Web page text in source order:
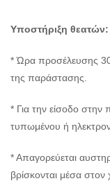
Υποστήριξη θεατών:
* Ώρα προσέλευσης
της παράστασης.
* Για την είσοδο στην
τυπωμένου ή
* Απαγορεύεται
βρίσκονται μέσα